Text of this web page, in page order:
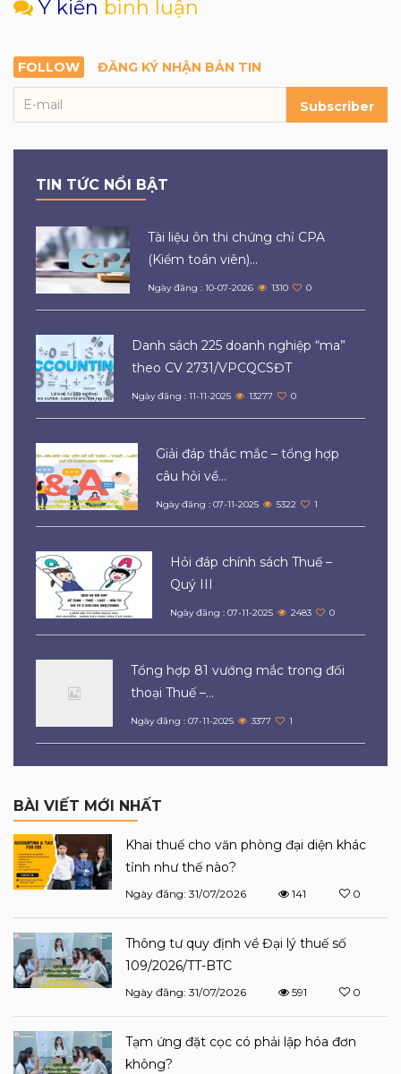
Ý kiến bình luận
FOLLOW ĐĂNG KÝ NHẬN BẢN TIN
Subscriber
TIN TỨC NỔI BẬT
Tài liệu ôn thi chứng chỉ CPA
(Kiểm toán viên)...
Ngày đăng : 10-07-2026 1310 0
Danh sách 225 doanh nghiệp “ma”
theo CV 2731/VPCQCSĐT
Ngày đăng : 11-11-2025 13277 0
Giải đáp thắc mắc – tổng hợp
câu hỏi về...
Ngày đăng : 07-11-2025 5322 1
Hỏi đáp chính sách Thuế –
Quý III
Ngày đăng : 07-11-2025 2483 0
Tổng hợp 81 vướng mắc trong đối
thoại Thuế –...
Ngày đăng : 07-11-2025 3377 1
BÀI VIẾT MỚI NHẤT
Khai thuế cho văn phòng đại diện khác
tỉnh như thế nào?
Ngày đăng: 31/07/2026 141 0
Thông tư quy định về Đại lý thuế số
109/2026/TT-BTC
Ngày đăng: 31/07/2026 591 0
Tạm ứng đặt cọc có phải lập hóa đơn
không?